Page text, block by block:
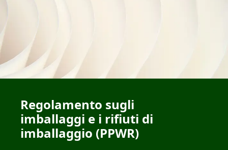
Regolamento sugli
imballaggi e i rifiuti di
imballaggio (PPWR)